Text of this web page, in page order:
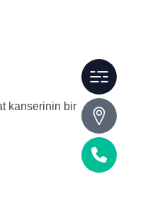
kanserinin bir